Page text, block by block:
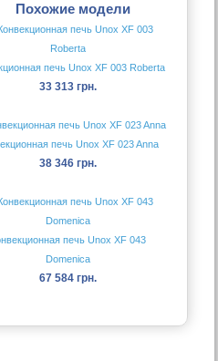
Похожие модели
печь Unox XF 003 Roberta
33 313 грн.
печь Unox XF 023 Anna
38 346 грн.
печь Unox XF 043
Domenica
67 584 грн.